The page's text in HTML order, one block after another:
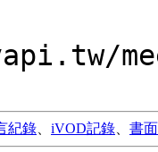
meet/
紀錄 iVOD記錄 書